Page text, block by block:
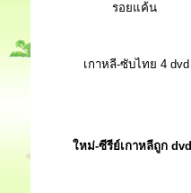
รอยแค้น
เกาหลี-ซับไทย 4 dvd
ใหม่-ซีรีย์เกาหลีถูก dvd